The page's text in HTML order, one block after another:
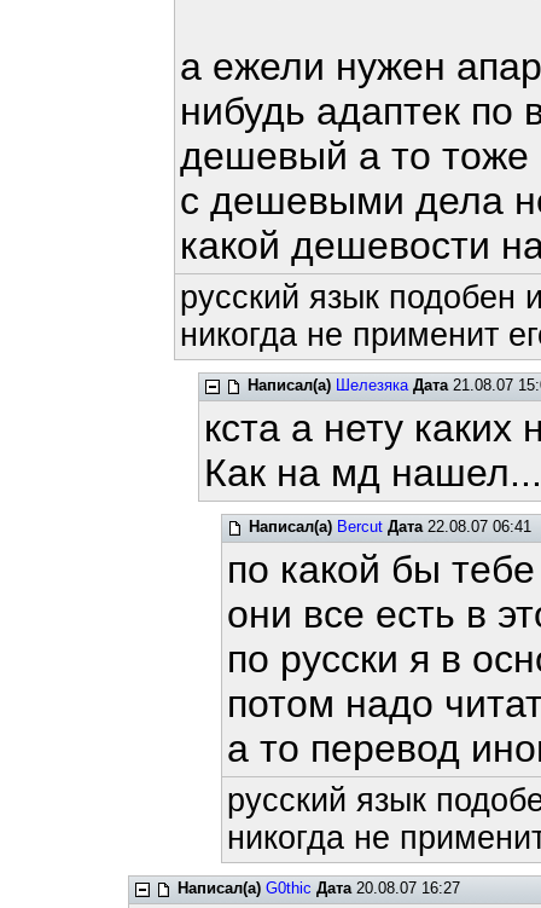
а ежели нужен
нибудь адаптек по
дешевый а то тоже
с дешевыми дела
какой дешевости
русский язык подобен
никогда не применит
Написал(а) Шелезяка Дата21.08.07
кста а нету
Как на мд нашел...
Написал(а) Bercut Дата22.08.07 06:41
по какой бы
они все есть в
по русски я в
потом надо
а то перевод
русский язык
никогда не
Написал(а) G0thic Дата20.08.07 16:27